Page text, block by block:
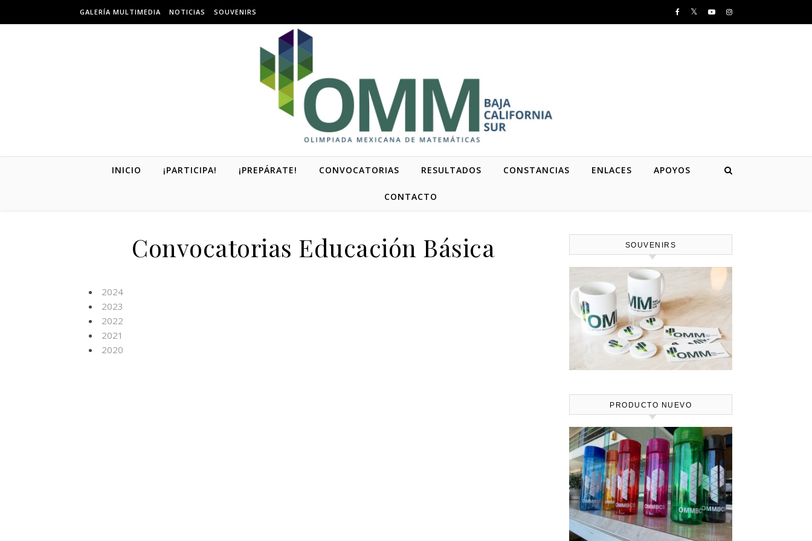
GALERÍA MULTIMEDIA NOTICIAS SOUVENIRS
INICIO ¡PARTICIPA! ¡PREPÁRATE! CONVOCATORIAS RESULTADOS CONSTANCIAS ENLACES APOYOS
CONTACTO
Convocatorias Educación Básica
2024
2023
2022
2021
2020
SOUVENIRS
PRODUCTO NUEVO